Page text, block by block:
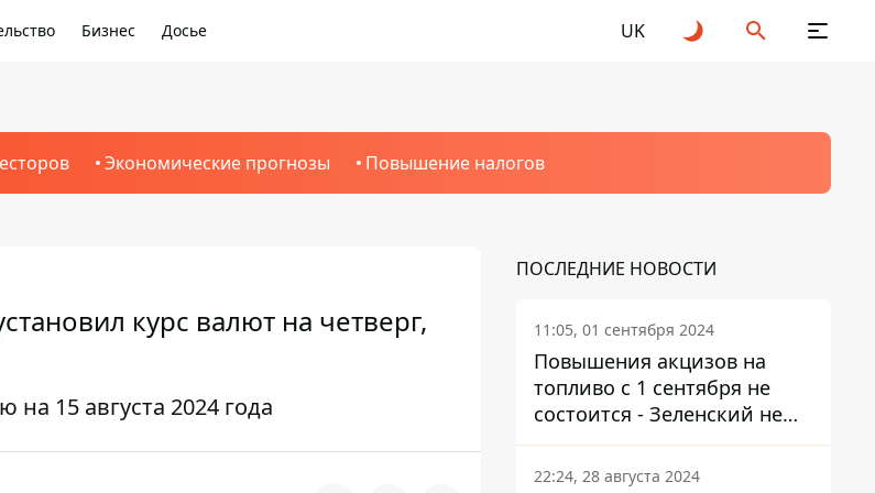
Бизнес Досье UK
Экономические прогнозы Повышение налогов
курс валют на четверг,
15 августа 2024 года
ПОСЛЕДНИЕ НОВОСТИ
11:05, 01 сентября 2024
Повышения акцизов на
топливо с 1 сентября не
состоится - Зеленский не
подписал закон
22:24, 28 августа 2024